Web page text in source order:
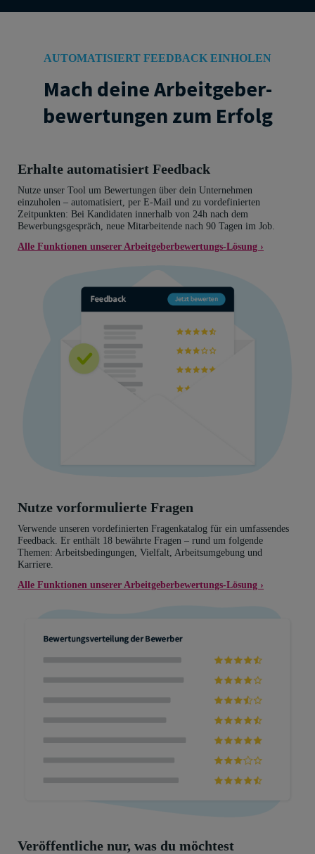
AUTOMATISIERT FEEDBACK EINHOLEN
Mach deine Arbeitgeber­
bewertungen zum Erfolg
Erhalte automatisiert Feedback
Nutze unser Tool um Bewertungen über dein Unternehmen
einzuholen – automatisiert, per E-Mail und zu vordefinierten
Zeitpunkten: Bei Kandidaten innerhalb von 24h nach dem
Bewerbungsgespräch, neue Mitarbeitende nach 90 Tagen im Job.
Alle Funktionen unserer Arbeitgeberbewertungs-Lösung ›
Nutze vorformulierte Fragen
Verwende unseren vordefinierten Fragenkatalog für ein umfassendes
Feedback. Er enthält 18 bewährte Fragen – rund um folgende
Themen: Arbeitsbedingungen, Vielfalt, Arbeitsumgebung und
Karriere.
Alle Funktionen unserer Arbeitgeberbewertungs-Lösung ›
Veröffentliche nur, was du möchtest